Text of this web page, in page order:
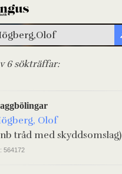
6 sökträffar:
Olof
tråd med skyddsomslag)
564172